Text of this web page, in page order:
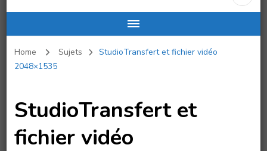
Home Sujets
StudioTransfert et fichier vidéo
2048×1535
StudioTransfert et
fichier vidéo